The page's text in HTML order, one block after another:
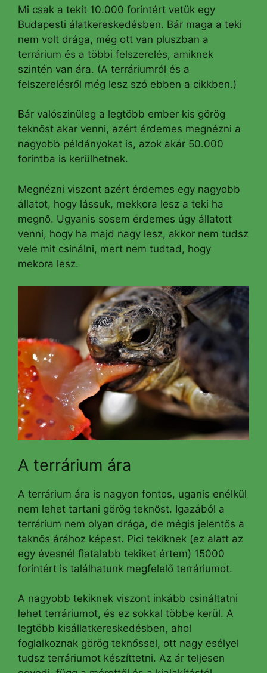
Mi csak a tekit 10.000 forintért vetük egy
Budapesti álatkereskedésben. Bár maga a teki
nem volt drága, még ott van pluszban a
terrárium és a többi felszerelés, amiknek
szintén van ára. (A terráriumról és a
felszerelésről még lesz szó ebben a cikkben.)
Bár valószinüleg a legtöbb ember kis görög
teknőst akar venni, azért érdemes megnézni a
nagyobb példányokat is, azok akár 50.000
forintba is kerülhetnek.
Megnézni viszont azért érdemes egy nagyobb
állatot, hogy lássuk, mekkora lesz a teki ha
megnő. Ugyanis sosem érdemes úgy állatott
venni, hogy ha majd nagy lesz, akkor nem tudsz
vele mit csinálni, mert nem tudtad, hogy
mekora lesz.
A terrárium ára
A terrárium ára is nagyon fontos, uganis enélkül
nem lehet tartani görög teknőst. Igazából a
terrárium nem olyan drága, de mégis jelentős a
taknős árához képest. Pici tekiknek (ez alatt az
egy évesnél fiatalabb tekiket értem) 15000
forintért is találhatunk megfelelő terráriumot.
A nagyobb tekiknek viszont inkább csináltatni
lehet terráriumot, és ez sokkal többe kerül. A
legtöbb kisállatkereskedésben, ahol
foglalkoznak görög teknőssel, ott nagy esélyel
tudsz terráriumot készíttetni. Az ár teljesen